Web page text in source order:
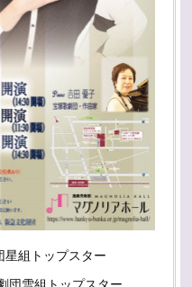
星組トップスター